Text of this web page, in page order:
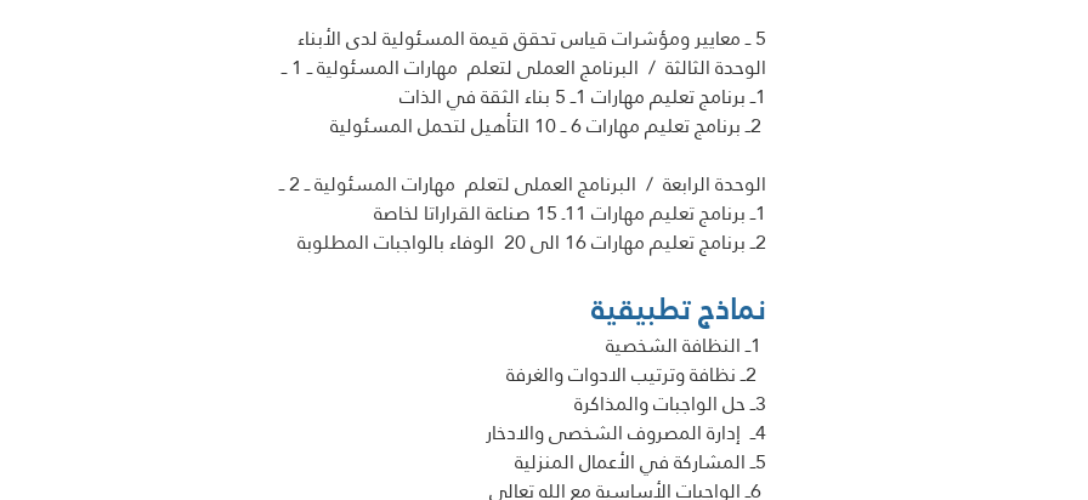
5 ــ معايير ومؤشرات قياس تحقق قيمة المسئولية لدى الأبناء
الوحدة الثالثة  /  البرنامج العملى لتعلم  مهارات المسئولية ــ 1 ــ
1ــ برنامج تعليم مهارات 1ــ 5 بناء الثقة في الذات
الوحدة الرابعة  /  البرنامج العملى لتعلم  مهارات المسئولية ــ 2 ــ
1ــ برنامج تعليم مهارات 11ـ 15 صناعة القراراتا لخاصة
2ــ برنامج تعليم مهارات 16 الى 20  الوفاء بالواجبات المطلوبة
نماذج تطبيقية
3ــ حل الواجبات والمذاكرة
4ــ  إدارة المصروف الشخصى والادخار
5ــ المشاركة في الأعمال المنزلية